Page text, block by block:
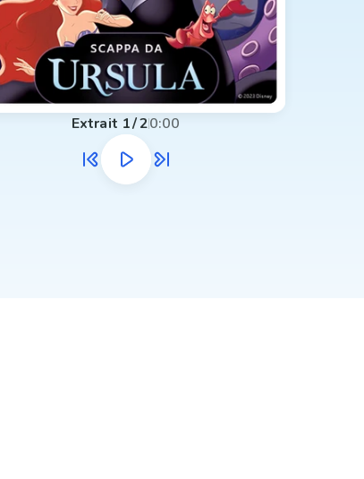
Extrait 1/20:00